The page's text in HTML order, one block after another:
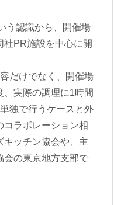
う認識から、開催場
社PR施設を中心に開
だけでなく、開催場
実際の調理に1時間
独で行うケースと外
コラボレーション相
キッチン協会や、主
会の東京地方支部で